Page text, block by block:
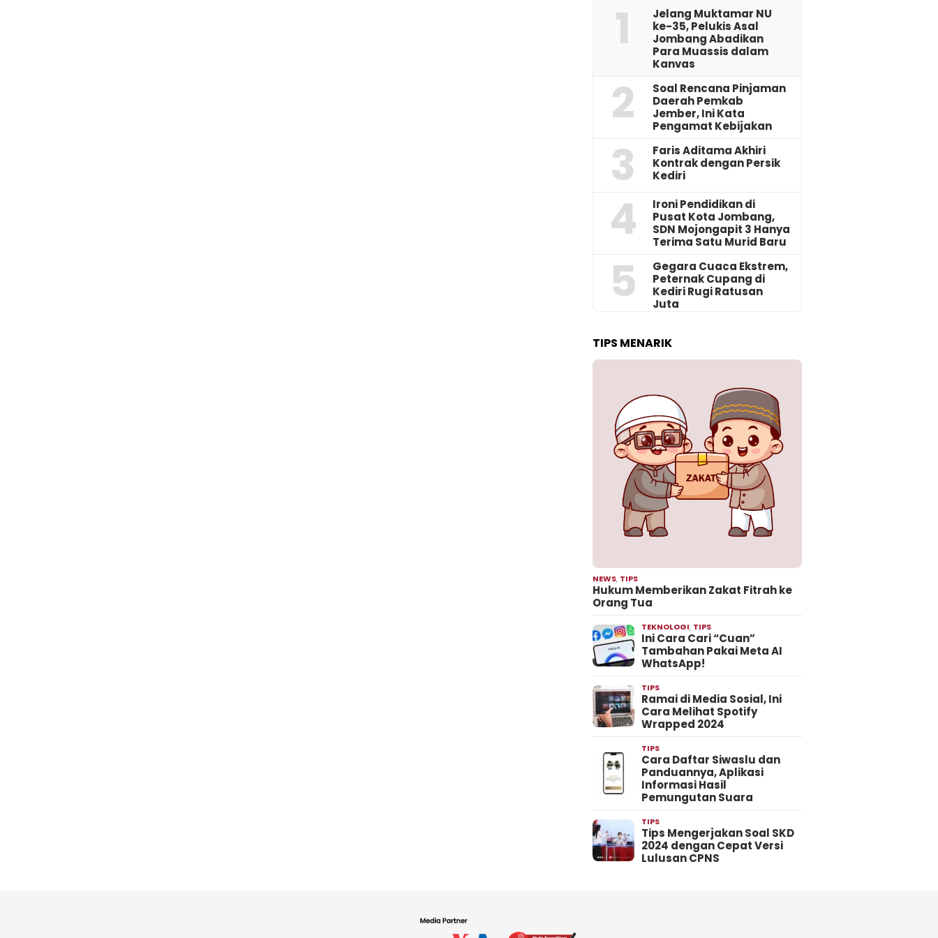
1
Jelang Muktamar NU
ke-35, Pelukis Asal
Jombang Abadikan
Para Muassis dalam
Kanvas
2
‎Soal Rencana Pinjaman
Daerah Pemkab
Jember, Ini Kata
Pengamat Kebijakan ‎
3
Faris Aditama Akhiri
Kontrak dengan Persik
Kediri
4
Ironi Pendidikan di
Pusat Kota Jombang,
SDN Mojongapit 3 Hanya
Terima Satu Murid Baru
5
‎Gegara Cuaca Ekstrem,
Peternak Cupang di
Kediri Rugi Ratusan
Juta
TIPS MENARIK
NEWS, TIPS
Hukum Memberikan Zakat Fitrah ke
Orang Tua
TEKNOLOGI, TIPS
Ini Cara Cari “Cuan”
Tambahan Pakai Meta AI
WhatsApp!
TIPS
Ramai di Media Sosial, Ini
Cara Melihat Spotify
Wrapped 2024
TIPS
Cara Daftar Siwaslu dan
Panduannya, Aplikasi
Informasi Hasil
Pemungutan Suara
TIPS
Tips Mengerjakan Soal SKD
2024 dengan Cepat Versi
Lulusan CPNS